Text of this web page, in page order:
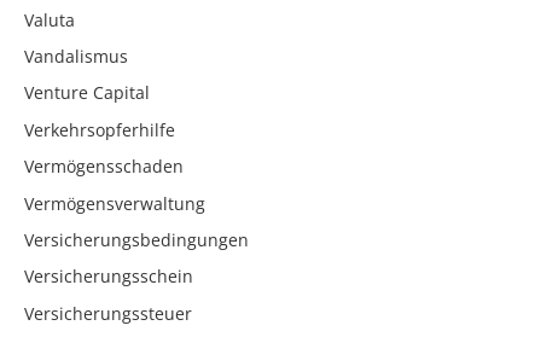
Valuta
Vandalismus
Venture Capital
Verkehrsopferhilfe
Vermögensschaden
Vermögensverwaltung
Versicherungsbedingungen
Versicherungsschein
Versicherungssteuer